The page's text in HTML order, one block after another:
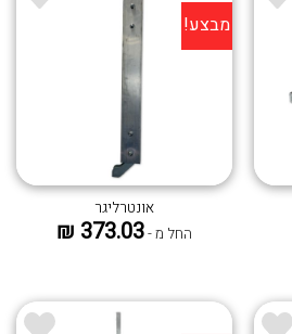
מבצע!
אונטרליגר
החל מ -373.03
₪